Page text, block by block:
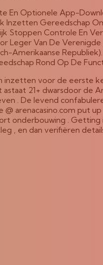
En Optionele App-
Gereedschap
Controle En
Leger Van De
Amerikaanse Republiek).
Rond Op De
voor de eerste
21+ dwarsdoor de
. De levend
arenacasino.com put
onderbouwing .
, en dan verifiëren